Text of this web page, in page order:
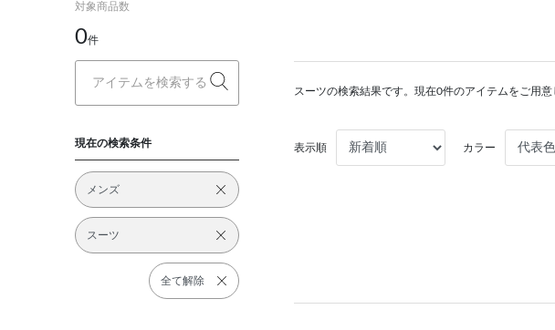
対象商品数
0件
現在の検索条件
メンズ
スーツ
全て解除
スーツの検索結果です。現在0件のアイテムをご用意
表示順 カラー